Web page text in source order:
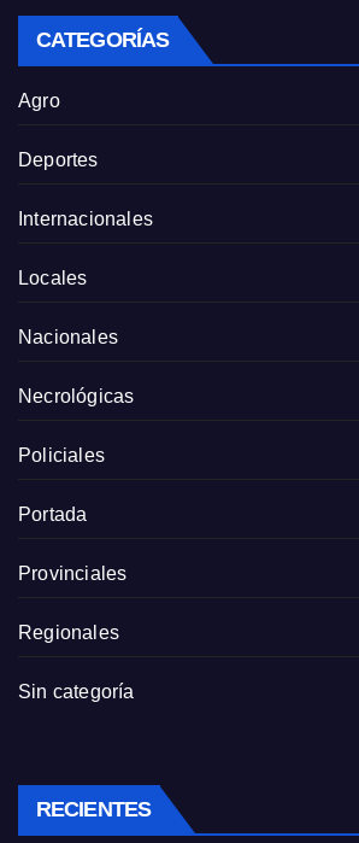
CATEGORÍAS
Agro
Deportes
Internacionales
Locales
Nacionales
Necrológicas
Policiales
Portada
Provinciales
Regionales
Sin categoría
RECIENTES